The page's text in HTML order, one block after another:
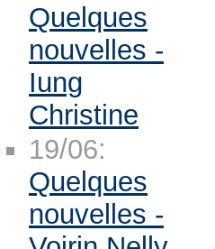
Quelques
nouvelles -
Iung
Christine
19/06:
Quelques
nouvelles -